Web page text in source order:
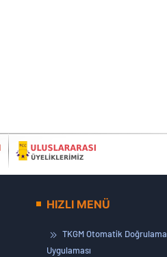
HIZLI MENÜ
TKGM Otomatik Doğrulama
Uygulaması